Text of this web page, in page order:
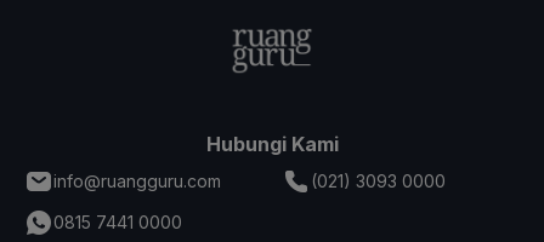
Hubungi Kami
info@ruangguru.com
(021) 3093 0000
0815 7441 0000